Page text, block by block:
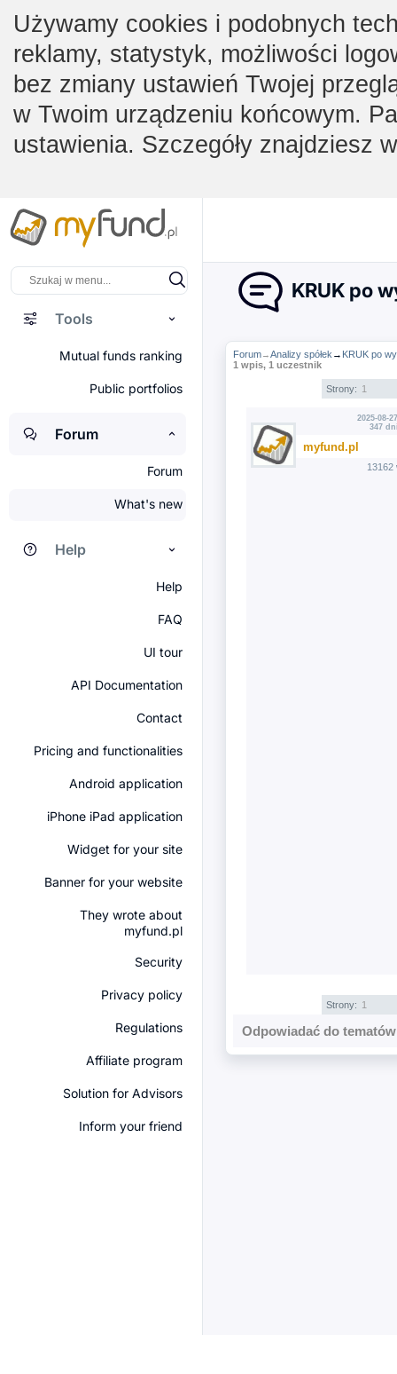
Używamy cookies i podobnych
reklamy, statystyk, możliwości
bez zmiany ustawień Twojej
w Twoim urządzeniu końcowym.
ustawienia. Szczegóły znajdziesz
Tools
Mutual funds ranking
Public portfolios
Forum
Forum
What's new
Help
Help
FAQ
UI tour
API Documentation
Contact
Pricing and functionalities
Android application
iPhone iPad application
Widget for your site
Banner for your website
They wrote about
myfund.pl
Security
Privacy policy
Regulations
Affiliate program
Solution for Advisors
Inform your friend
KRUK po
Forum→Analizy spółek → KRUK po
1 wpis, 1 uczestnik
Strony: 1
2025-08-
347
myfund.pl
13162
Strony: 1
Odpowiadać do